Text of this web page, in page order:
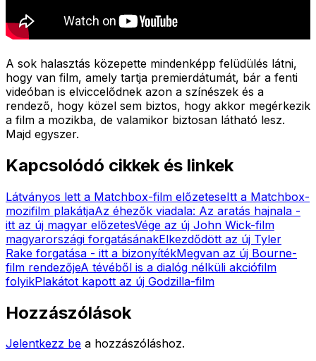
A sok halasztás közepette mindenképp felüdülés látni,
hogy van film, amely tartja premierdátumát, bár a fenti
videóban is elviccelődnek azon a színészek és a
rendező, hogy közel sem biztos, hogy akkor megérkezik
a film a mozikba, de valamikor biztosan látható lesz.
Majd egyszer.
Kapcsolódó cikkek és linkek
Látványos lett a Matchbox-film előzeteseItt a Matchbox-
mozifilm plakátjaAz éhezők viadala: Az aratás hajnala -
itt az új magyar előzetesVége az új John Wick-film
magyarországi forgatásánakElkezdődött az új Tyler
Rake forgatása - itt a bizonyítékMegvan az új Bourne-
film rendezőjeA tévéből is a dialóg nélküli akciófilm
folyikPlakátot kapott az új Godzilla-film
Hozzászólások
Jelentkezz be a hozzászóláshoz.